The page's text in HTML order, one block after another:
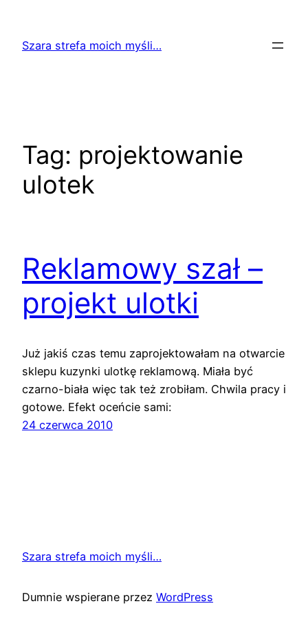
treściSzara strefa moich myśli…
Tag: projektowanie
ulotek
Reklamowy szał –
projekt ulotki
Już jakiś czas temu zaprojektowałam na otwarcie
sklepu kuzynki ulotkę reklamową. Miała być
czarno-biała więc tak też zrobiłam. Chwila pracy i
gotowe. Efekt oceńcie sami:
24 czerwca 2010
Szara strefa moich myśli…
Dumnie wspierane przez WordPress